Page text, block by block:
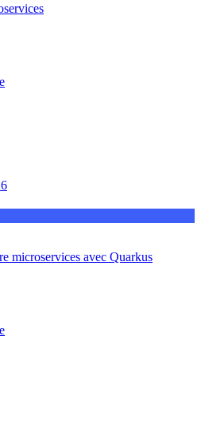
microservices avec Quarkus